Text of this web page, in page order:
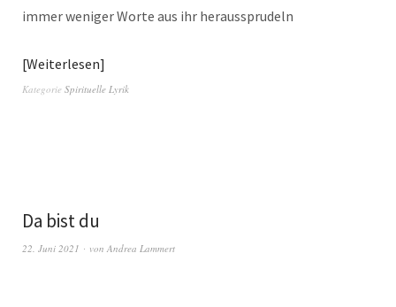
immer weniger Worte aus ihr heraussprudeln
Weiterlesen
Kategorie Spirituelle Lyrik
Da bist du
22. Juni 2021 von Andrea Lammert